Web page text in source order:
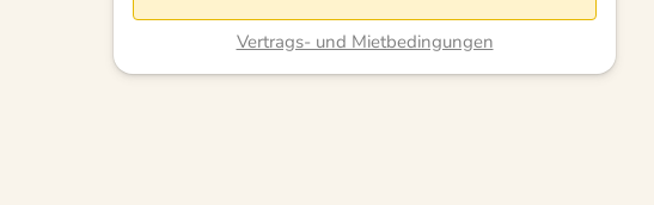
Vertrags- und Mietbedingungen